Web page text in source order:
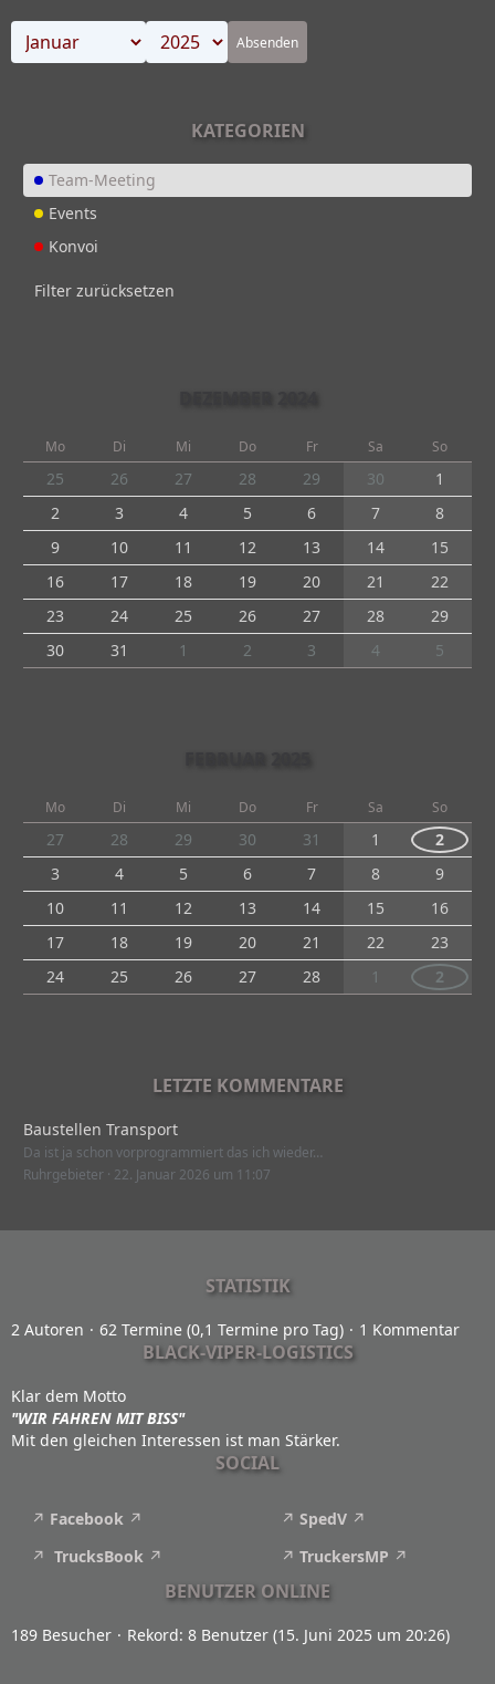
Absenden
KATEGORIEN
Team-Meeting
Events
Konvoi
Filter zurücksetzen
Mo Di Mi Do Fr Sa So
25 26 27 28 29 30
1
2
3 4 5 6 7
8
9
10 11 12 13 14
15
16
17 18 19 20 21
22
23
24 25 26 27 28
29
30
31 1 2 3 4 5
Mo Di Mi Do Fr Sa So
27 28 29 30 31 1
2
3
4 5 6 7 8
9
10
11 12 13 14 15
16
17
18 19 20 21 22
23
24
25 26 27 28 1 2
LETZTE KOMMENTARE
Baustellen Transport
Da ist ja schon vorprogrammiert das ich wieder…
Ruhrgebieter 22. Januar 2026 um 11:07
STATISTIK
2 Autoren 62 Termine (0,1 Termine pro Tag) 1 Kommentar
BLACK-VIPER-LOGISTICS
Klar dem Motto
"WIR FAHREN MIT BISS"
Mit den gleichen Interessen ist man Stärker.
SOCIAL
Facebook
TrucksBook
SpedV
TruckersMP
BENUTZER ONLINE
189 Besucher Rekord: 8 Benutzer (15. Juni 2025 um 20:26)